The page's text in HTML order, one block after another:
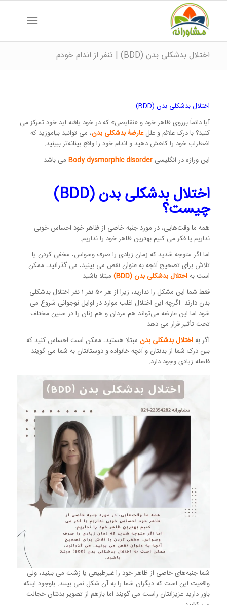
اختلال بدشکلی بدن (BDD) | تنفر از اندام خودم
اختلال بدشکلی بدن (BDD)
آیا دائماً برروی ظاهر خود و «نقایصی» که در خود یافته اید خود تمرکز می
کنید؟ با درک علائم و عللعارضۀ بدشکلی بدن، می توانید بیاموزید که
اضطراب خود را کاهش دهید و اندام خود را واقع بینانه‌تر ببینید.
این وراژه در انگلیسی Body dysmorphic disorderمی باشد.
اختلال بدشکلی بدن (BDD)
چیست؟
همه ما وقت‌هایی، در مورد جنبه خاصی از ظاهر خود احساس خوبی
نداریم یا فکر می کنیم بهترین ظاهر خود را نداریم.
اما اگر متوجه شدید که زمان زیادی را صرف وسواس، مخفی کردن یا
تلاش برای تصحیح آنچه به عنوان نقص می بینید، می گذرانید، ممکن
است بهاختلال بدشکلی بدن (BDD)
مبتلا باشید.
فقط شما این مشکل را ندارید، زیرا از هر 50 نفر 1 نفر اختلال بدشکلی
بدن دارند. اگرچه این اختلال اغلب موارد در اوایل نوجوانی شروع می
شود اما این عارضه می‌تواند هم مردان و هم زنان را در سنین مختلف
تحت تأثیر قرار می دهد.
اگر بهاختلال بدشکلی بدنمبتلا هستید، ممکن است احساس کنید که
بین درک شما از بدنتان و آنچه خانواده و دوستانتان به شما می گویند
فاصله زیادی وجود دارد.
شما جنبه‌های خاصی از ظاهر خود را غیرطبیعی یا زشت می بینید، ولی
واقعیت این است که دیگران شما را به آن شکل نمی بینند. باوجود اینکه
باور دارید عزیزانتان راست می گویند اما بازهم از تصویر بدنتان خجالت